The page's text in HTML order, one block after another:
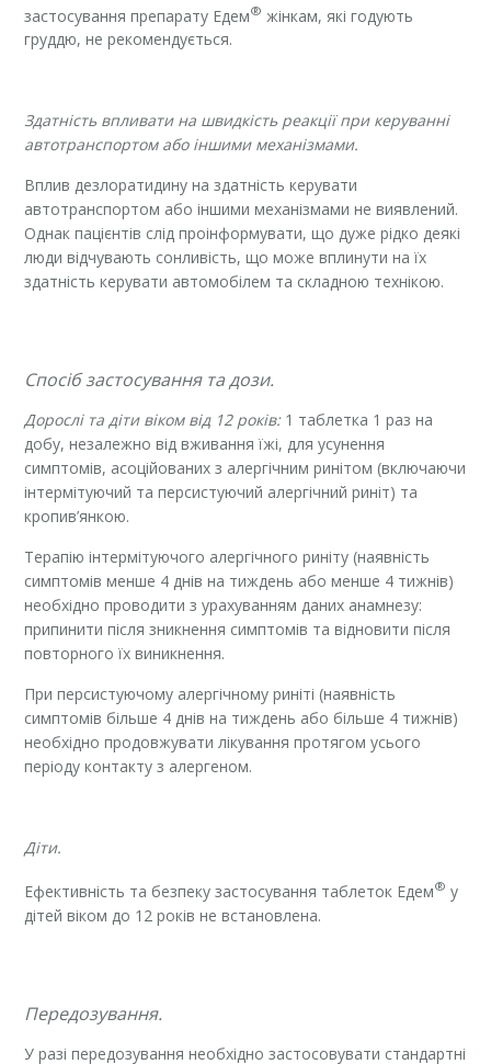
застосування препарату Едем® жінкам, які годують
груддю, не рекомендується.
Здатність впливати на швидкість реакції при керуванні
автотранспортом або іншими механізмами.
Вплив дезлоратидину на здатність керувати
автотранспортом або іншими механізмами не виявлений.
Однак пацієнтів слід проінформувати, що дуже рідко деякі
люди відчувають сонливість, що може вплинути на їх
здатність керувати автомобілем та складною технікою.
Спосіб застосування та дози.
Дорослі та діти віком від 12 років:1 таблетка 1 раз на
добу, незалежно від вживання їжі, для усунення
симптомів, асоційованих з алергічним ринітом (включаючи
інтермітуючий та персистуючий алергічний риніт) та
кропив’янкою.
Терапію інтермітуючого алергічного риніту (наявність
симптомів менше 4 днів на тиждень або менше 4 тижнів)
необхідно проводити з урахуванням даних анамнезу:
припинити після зникнення симптомів та відновити після
повторного їх виникнення.
При персистуючому алергічному риніті (наявність
симптомів більше 4 днів на тиждень або більше 4 тижнів)
необхідно продовжувати лікування протягом усього
періоду контакту з алергеном.
Діти.
Ефективність та безпеку застосування таблеток Едем® у
дітей віком до 12 років не встановлена.
Передозування.
У разі передозування необхідно застосовувати стандартні